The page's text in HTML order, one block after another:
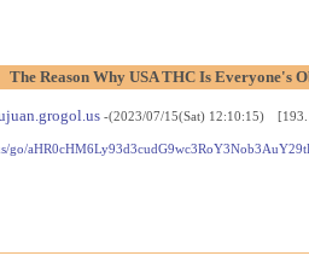
The Reason Why USA THC Is Everyone's
-(2023/07/15(Sat) 12:10:15)
go/